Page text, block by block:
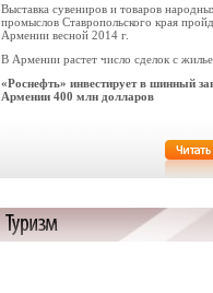
Выставка сувениров и товаров
промыслов Ставропольского края
Армении весной 2014 г.
В Армении растет число сделок с
«Роснефть» инвестирует в шинный
Армении 400 млн долларов